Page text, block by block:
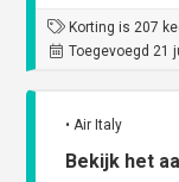
Korting is 207
Toegevoegd 21
• Air Italy
Bekijk het